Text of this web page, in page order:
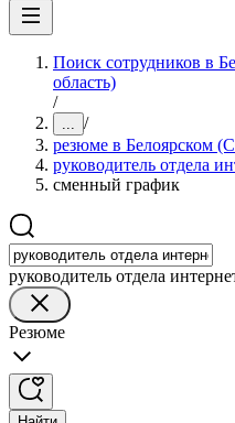
Поиск сотрудников в
область)
/
... /
резюме в Белоярском
руководитель отдела
сменный график
руководитель отдела
Резюме